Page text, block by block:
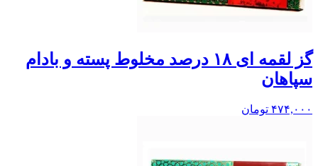
گز لقمه ای ۱۸ درصد مخلوط پسته و بادام
سپاهان
۴۷۴,۰۰۰ تومان